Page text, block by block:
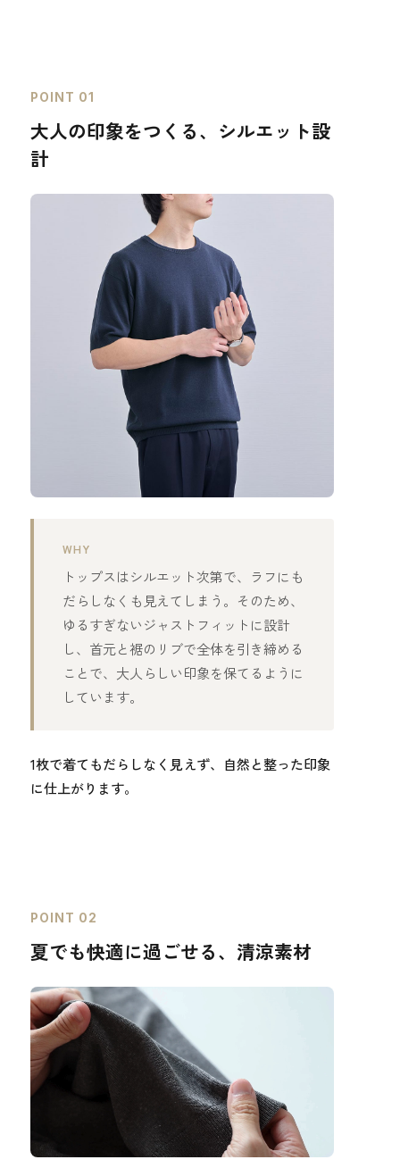
POINT 01
大人の印象をつくる、シルエット設
計
WHY
トップスはシルエット次第で、ラフにも
だらしなくも見えてしまう。そのため、
ゆるすぎないジャストフィットに設計
し、首元と裾のリブで全体を引き締める
ことで、大人らしい印象を保てるように
しています。
1枚で着てもだらしなく見えず、自然と整った印象
に仕上がります。
POINT 02
夏でも快適に過ごせる、清涼素材